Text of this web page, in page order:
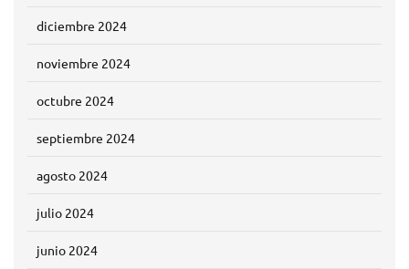
diciembre 2024
noviembre 2024
octubre 2024
septiembre 2024
agosto 2024
julio 2024
junio 2024